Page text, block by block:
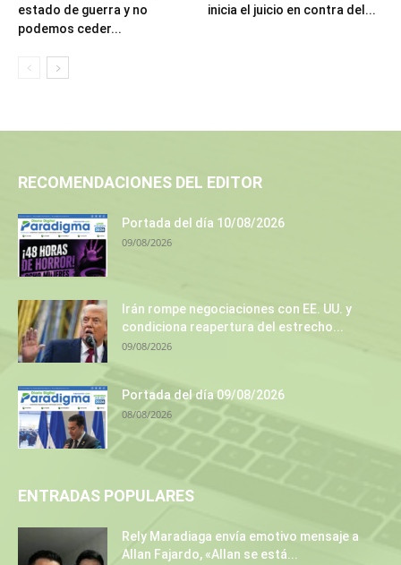
estado de guerra y no
podemos ceder...
inicia el juicio en contra del...
RECOMENDACIONES DEL EDITOR
Portada del día 10/08/2026
09/08/2026
Irán rompe negociaciones con EE. UU. y
condiciona reapertura del estrecho...
09/08/2026
Portada del día 09/08/2026
08/08/2026
ENTRADAS POPULARES
Rely Maradiaga envía emotivo mensaje a
Allan Fajardo, «Allan se está...